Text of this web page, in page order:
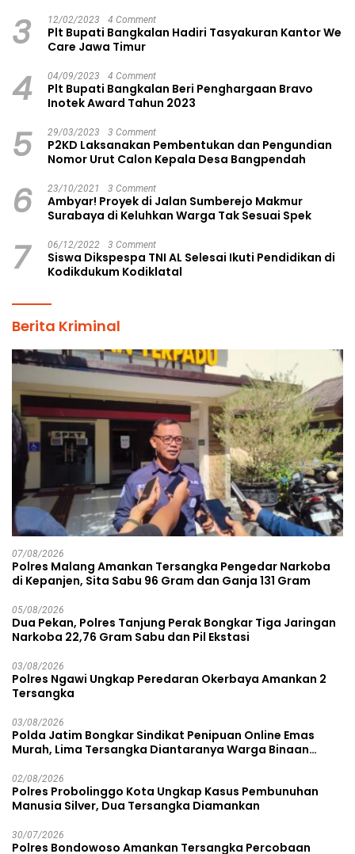
3 12/02/2023 4 Comment
Plt Bupati Bangkalan Hadiri Tasyakuran Kantor We
Care Jawa Timur
4 04/09/2023 4 Comment
Plt Bupati Bangkalan Beri Penghargaan Bravo
Inotek Award Tahun 2023
5 29/03/2023 3 Comment
P2KD Laksanakan Pembentukan dan Pengundian
Nomor Urut Calon Kepala Desa Bangpendah
6 23/10/2021 3 Comment
Ambyar! Proyek di Jalan Sumberejo Makmur
Surabaya di Keluhkan Warga Tak Sesuai Spek
7 06/12/2022 3 Comment
Siswa Dikspespa TNI AL Selesai Ikuti Pendidikan di
Kodikdukum Kodiklatal
Berita Kriminal
07/08/2026
Polres Malang Amankan Tersangka Pengedar Narkoba
di Kepanjen, Sita Sabu 96 Gram dan Ganja 131 Gram
05/08/2026
Dua Pekan, Polres Tanjung Perak Bongkar Tiga Jaringan
Narkoba 22,76 Gram Sabu dan Pil Ekstasi
03/08/2026
Polres Ngawi Ungkap Peredaran Okerbaya Amankan 2
Tersangka
03/08/2026
Polda Jatim Bongkar Sindikat Penipuan Online Emas
Murah, Lima Tersangka Diantaranya Warga Binaan
02/08/2026
Polres Probolinggo Kota Ungkap Kasus Pembunuhan
Manusia Silver, Dua Tersangka Diamankan
30/07/2026
Polres Bondowoso Amankan Tersangka Percobaan